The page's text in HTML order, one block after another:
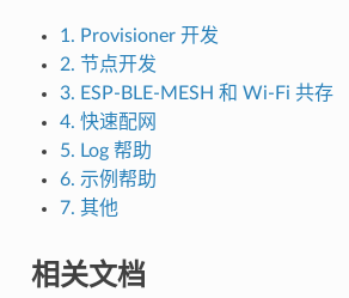
1. Provisioner 开发
2. 节点开发
3. ESP-BLE-MESH 和 Wi-Fi 共存
4. 快速配网
5. Log 帮助
6. 示例帮助
7. 其他
相关文档